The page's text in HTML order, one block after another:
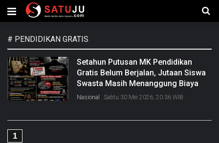
# PENDIDIKAN GRATIS
Setahun Putusan MK Pendidikan
Gratis Belum Berjalan, Jutaan Siswa
Swasta Masih Menanggung Biaya
Nasional Sabtu 30 Mei 2026, 20:36 WIB
1